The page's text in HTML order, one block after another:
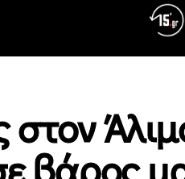
βάρος